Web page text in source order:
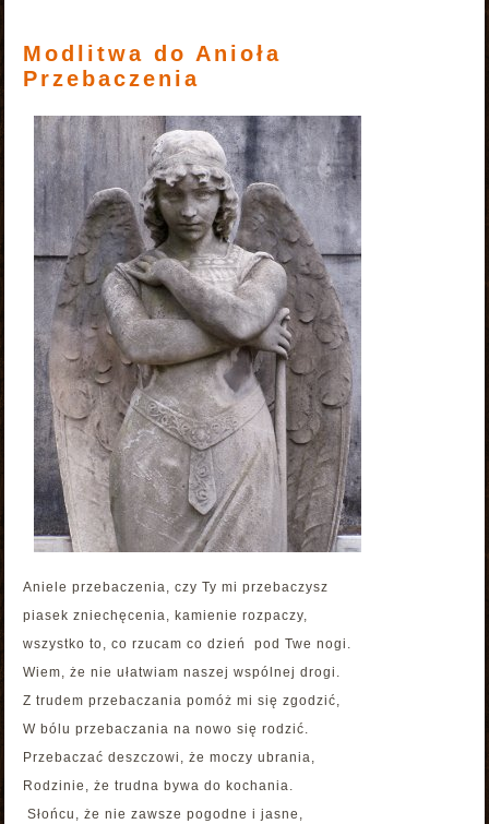
Modlitwa do Anioła
Przebaczenia
Aniele przebaczenia, czy Ty mi przebaczysz
piasek zniechęcenia, kamienie rozpaczy,
wszystko to, co rzucam co dzień pod Twe nogi.
Wiem, że nie ułatwiam naszej wspólnej drogi.
Z trudem przebaczania pomóż mi się zgodzić,
W bólu przebaczania na nowo się rodzić.
Przebaczać deszczowi, że moczy ubrania,
Rodzinie, że trudna bywa do kochania.
Słońcu, że nie zawsze pogodne i jasne,